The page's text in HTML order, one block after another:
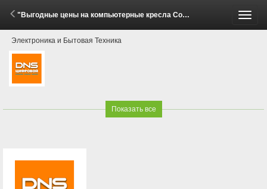
"Выгодные цены на компьютерные кресла Cougar!" (29 Мая - 15 Июня 2026)
Электроника и Бытовая Техника
Показать все